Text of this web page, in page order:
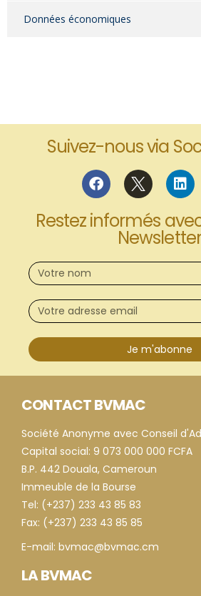
Données économiques
Suivez-nous via
Restez informés
Newsletter
Je m'abonne
CONTACT BVMAC
Société Anonyme avec Conseil
Capital social: 9 073 000 000 FCFA
B.P. 442 Douala, Cameroun
Immeuble de la Bourse
Tel: (+237) 233 43 85 83
Fax: (+237) 233 43 85 85
E-mail: bvmac@bvmac.cm
LA BVMAC